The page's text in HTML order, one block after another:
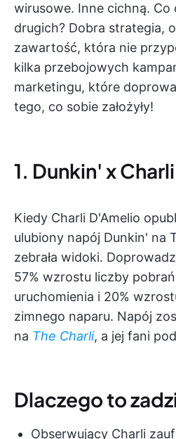
wirusowe. Inne cichną. Co
drugich? Dobra strategia,
zawartość, która nie
kilka przebojowych
marketingu, które
tego, co sobie założyły!
1. Dunkin' x
Kiedy Charli D'Amelio
ulubiony napój Dunkin' na
zebrała widoki.
57% wzrostu liczby
uruchomienia i 20%
zimnego naparu. Napój
na The Charli, a jej fani
Dlaczego to
Obserwujący Charli